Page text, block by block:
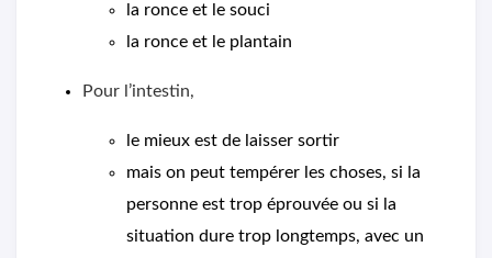
la ronce et le souci
la ronce et le plantain
Pour l’intestin,
le mieux est de laisser sortir
mais on peut tempérer les choses, si la
personne est trop éprouvée ou si la
situation dure trop longtemps, avec un